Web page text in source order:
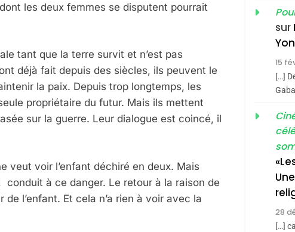
les deux femmes se disputent pourrait
tant que la terre survit et n’est pas
déjà fait depuis des siècles, ils peuvent le
la paix. Depuis trop longtemps, les
propriétaire du futur. Mais ils mettent
sur la guerre. Leur dialogue est coincé, il
veut voir l’enfant déchiré en deux. Mais
conduit à ce danger. Le retour à la raison de
l’enfant. Et cela n’a rien à voir avec la
5
sur
15
[…]
28
[…]
Selon Le Rapport D’ADL Contre L’antisémitisme